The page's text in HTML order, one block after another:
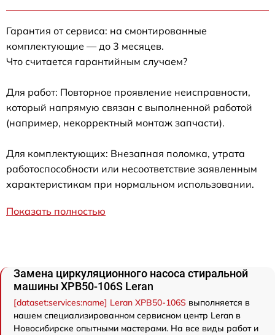
Гарантия от сервиса: на смонтированные
комплектующие — до 3 месяцев.
Что считается гарантийным случаем?
Для работ: Повторное проявление неисправности,
который напрямую связан с выполненной работой
(например, некорректный монтаж запчасти).
Для комплектующих: Внезапная поломка, утрата
работоспособности или несоответствие заявленным
характеристикам при нормальном использовании.
Показать полностью
Замена циркуляционного насоса стиральной
машины XPB50-106S Leran
[dataset:services:name] Leran XPB50-106S выполняется в
нашем специализированном сервисном центр Leran в
Новосибирске опытными мастерами. На все виды работ и